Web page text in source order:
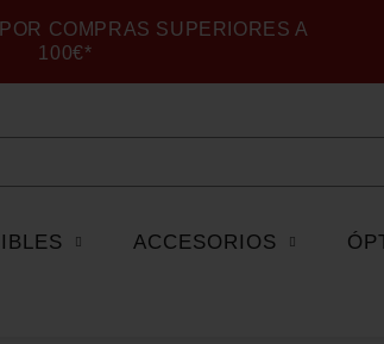
COMPRAS SUPERIORES A
100€*
ACCESORIOS